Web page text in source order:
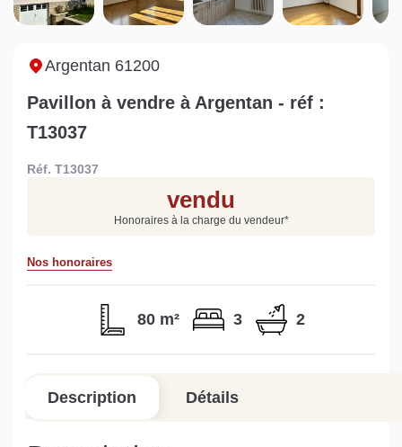
Sarthe pour booster sa
vente
quelles sont les
conséquences ?
Estimez votre bien en ligne.
en quelques clics.
Argentan 61200
Pavillon à vendre à Argentan - réf :
T13037
Réf. T13037
vendu
Honoraires à la charge du vendeur*
Nos honoraires
80 m² 3 2
Description Détails